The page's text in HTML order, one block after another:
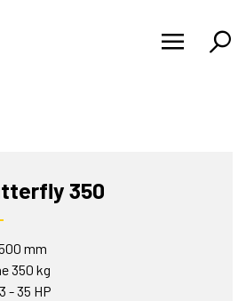
350
mm
350 kg
- 35 HP